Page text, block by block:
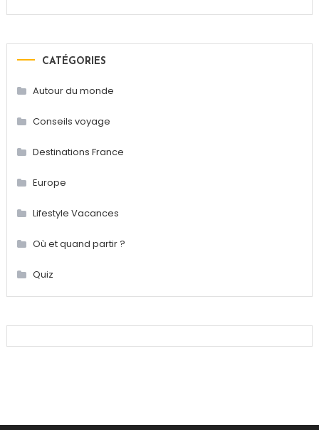
CATÉGORIES
Autour du monde
Conseils voyage
Destinations France
Europe
Lifestyle Vacances
Où et quand partir ?
Quiz